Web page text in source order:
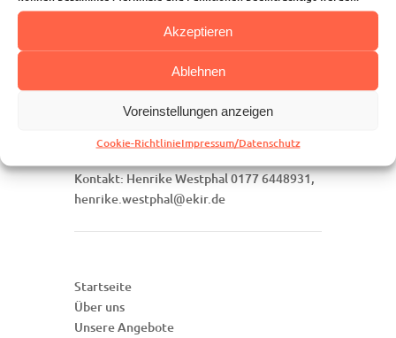
Akzeptieren
Ablehnen
Voreinstellungen anzeigen
Cookie-RichtlinieImpressum/Datenschutz
Ansonsten werden wir in den ersten zwei
Sommerferienwochen Angebote für Kinder
haben. Details werden wir Ihnen demnächst
Wir freuen uns auf ein fröhliches
herzliche Grüße, Henrike Westphal
Kontakt: Henrike Westphal 0177 6448931,
henrike.westphal@ekir.de
Startseite
Über uns
Unsere Angebote